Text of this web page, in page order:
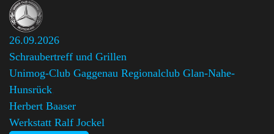
26.09.2026
Schraubertreff und Grillen
Unimog-Club Gaggenau Regionalclub Glan-Nahe-
Hunsrück
Herbert Baaser
Werkstatt Ralf Jockel